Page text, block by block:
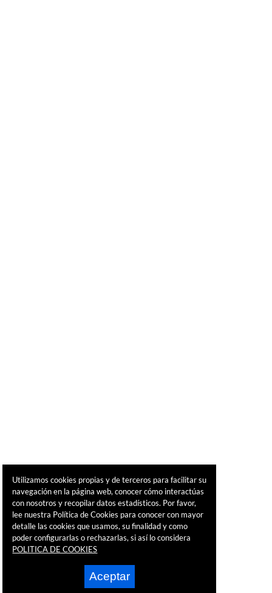
Utilizamos cookies propias y de terceros para facilitar su
navegación en la página web, conocer cómo interactúas
con nosotros y recopilar datos estadísticos. Por favor,
lee nuestra Política de Cookies para conocer con mayor
detalle las cookies que usamos, su finalidad y como
poder configurarlas o rechazarlas, si así lo considera
POLITICA DE COOKIES
Aceptar